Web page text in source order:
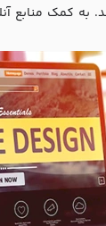
کمک منابع